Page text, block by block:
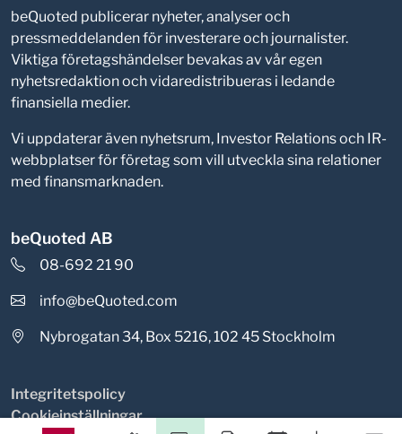
beQuoted publicerar nyheter, analyser och
pressmeddelanden för investerare och journalister.
Viktiga företagshändelser bevakas av vår egen
nyhetsredaktion och vidaredistribueras i ledande
finansiella medier.
Vi uppdaterar även nyhetsrum, Investor Relations och IR-
webbplatser för företag som vill utveckla sina relationer
med finansmarknaden.
beQuoted AB
08-692 21 90
info@beQuoted.com
Nybrogatan 34, Box 5216, 102 45 Stockholm
Integritetspolicy
Cookieinställningar